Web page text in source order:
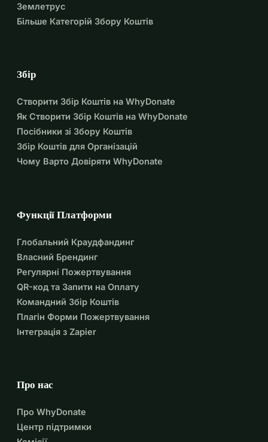
Землетрус
Більше Категорій Збору Коштів
Збір
Створити Збір Коштів на WhyDonate
Як Створити Збір Коштів на WhyDonate
Посібники зі Збору Коштів
Збір Коштів для Організацій
Чому Варто Довіряти WhyDonate
Функції Платформи
Глобальний Краудфандинг
Власний Брендинг
Регулярні Пожертвування
QR-код та Запити на Оплату
Командний Збір Коштів
Плагін Форми Пожертвування
Інтеграція з Zapier
Про нас
Про WhyDonate
Центр підтримки